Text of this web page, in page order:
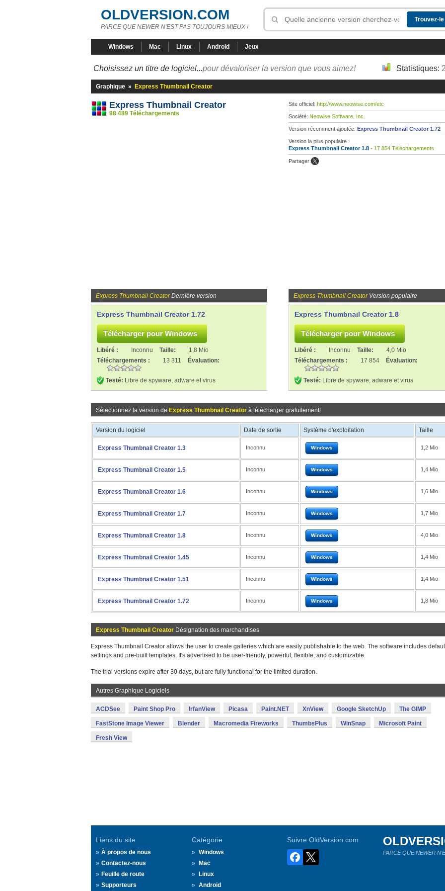
OLDVERSION.COM
PARCE QUE NEWER N'EST PAS TOUJOURS MIEUX !
Windows Mac Linux Android Jeux
Choisissez un titre de logiciel...pour dévaloriser la version que vous aimez! Statistiques:
Graphique » Express Thumbnail Creator
Express Thumbnail Creator
98 489 Téléchargements
Site officiel: http://www.neowise.com/etc
Société: Neowise Software, Inc.
Version récemment ajoutée: Express Thumbnail Creator 1.72
Version la plus populaire :
Express Thumbnail Creator 1.8 - 17 854 Téléchargements
Partager:
Express Thumbnail CreatorDernière version
Express Thumbnail Creator 1.72
Libéré : Inconnu Taille:
1,8 Mio
Téléchargements :
13 311 Évaluation:
Testé: Libre de spyware, adware et virus
Express Thumbnail CreatorVersion populaire
Express Thumbnail Creator 1.8
Libéré : Inconnu Taille:
4,0 Mio
Téléchargements :
17 854 Évaluation:
Testé: Libre de spyware, adware et virus
Sélectionnez la version de Express Thumbnail Creator à télécharger gratuitement!
Version du logiciel Date de sortie Système d'exploitation Taille
Express Thumbnail Creator 1.3 Inconnu Windows 1,2 Mio
Express Thumbnail Creator 1.5 Inconnu Windows 1,4 Mio
Express Thumbnail Creator 1.6 Inconnu Windows 1,6 Mio
Express Thumbnail Creator 1.7 Inconnu Windows 1,7 Mio
Express Thumbnail Creator 1.8 Inconnu Windows 4,0 Mio
Express Thumbnail Creator 1.45 Inconnu Windows 1,4 Mio
Express Thumbnail Creator 1.51 Inconnu Windows 1,4 Mio
Express Thumbnail Creator 1.72 Inconnu Windows 1,8 Mio
Express Thumbnail Creator Désignation des marchandises
Express Thumbnail Creator allows the user to create galleries which are easily publishable to the web. The software includes
settings and pre-built templates. It's advertised to be user-friendly, powerful, flexible, and customizable.
The trial versions expire after 30 days, but are fully functional for the limited duration.
Autres Graphique Logiciels
ACDSee Paint Shop Pro IrfanView Picasa Paint.NET XnView Google SketchUp The GIMP
FastStone Image Viewer Blender Macromedia Fireworks ThumbsPlus WinSnap Microsoft Paint
Fresh View
Liens du site
À propos de nous
Contactez-nous
Feuille de route
Supporteurs
Catégorie
Windows
Mac
Linux
Android
Suivre OldVersion.com
PARCE QUE NEWER